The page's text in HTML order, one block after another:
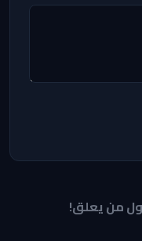
من يعلق!